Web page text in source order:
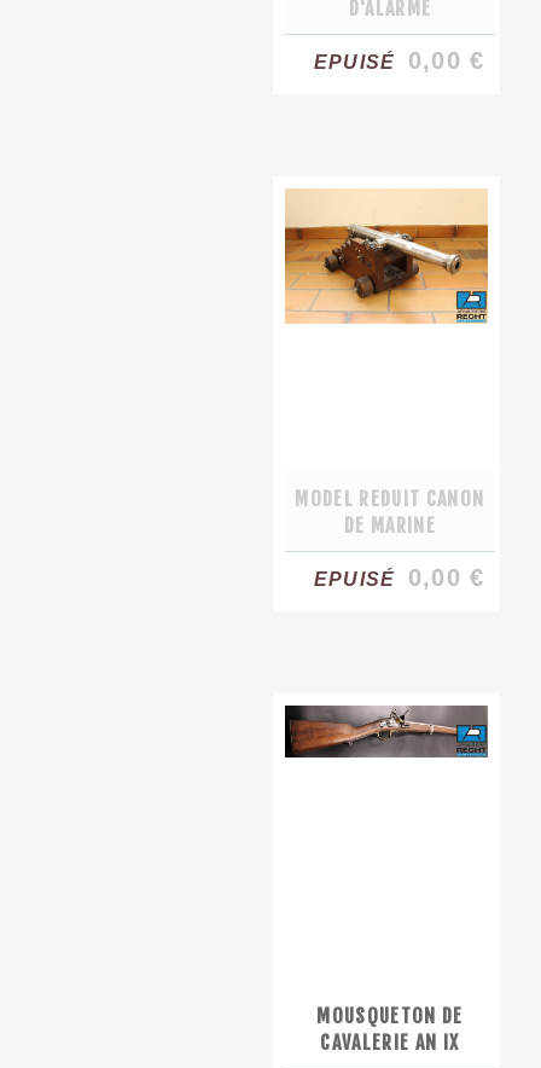
D'ALARME
EPUISÉ 0,00 €
MODEL REDUIT CANON
DE MARINE
EPUISÉ 0,00 €
MOUSQUETON DE
CAVALERIE AN IX